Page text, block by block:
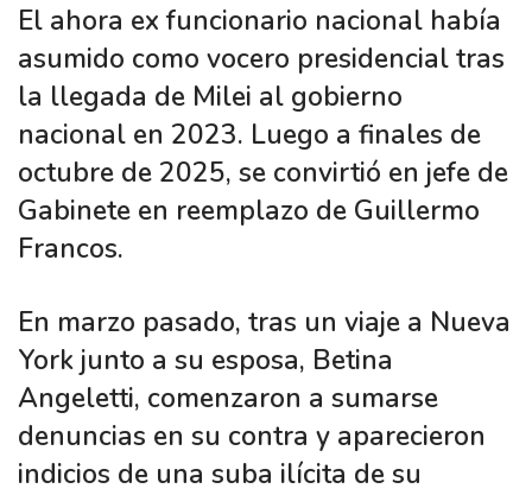
El ahora ex funcionario nacional había
asumido como vocero presidencial tras
la llegada de Milei al gobierno
nacional en 2023. Luego a finales de
octubre de 2025, se convirtió en jefe de
Gabinete en reemplazo de Guillermo
Francos.
En marzo pasado, tras un viaje a Nueva
York junto a su esposa, Betina
Angeletti, comenzaron a sumarse
denuncias en su contra y aparecieron
indicios de una suba ilícita de su